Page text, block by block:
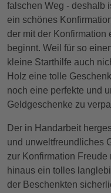
falschen Weg - deshalb
ein schönes
der mit der Konfirmation
beginnt. Weil für so
kleine Starthilfe auch
Holz eine tolle
noch eine perfekte und
Geldgeschenke zu
Der in Handarbeit
und unweltfreundliches
zur Konfirmation
hinaus ein tolles
der Beschenkten